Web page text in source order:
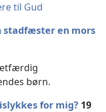
til Gud
stadfæster en mors
børn.
for mig? 19